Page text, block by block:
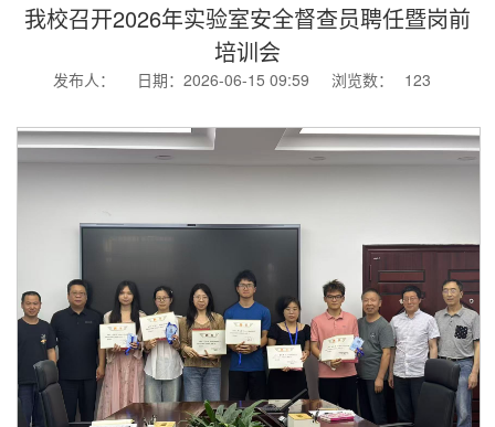
我校召开2026年实验室安全督查员聘任暨岗前
培训会
发布人： 日期：2026-06-15 09:59 浏览数： 123